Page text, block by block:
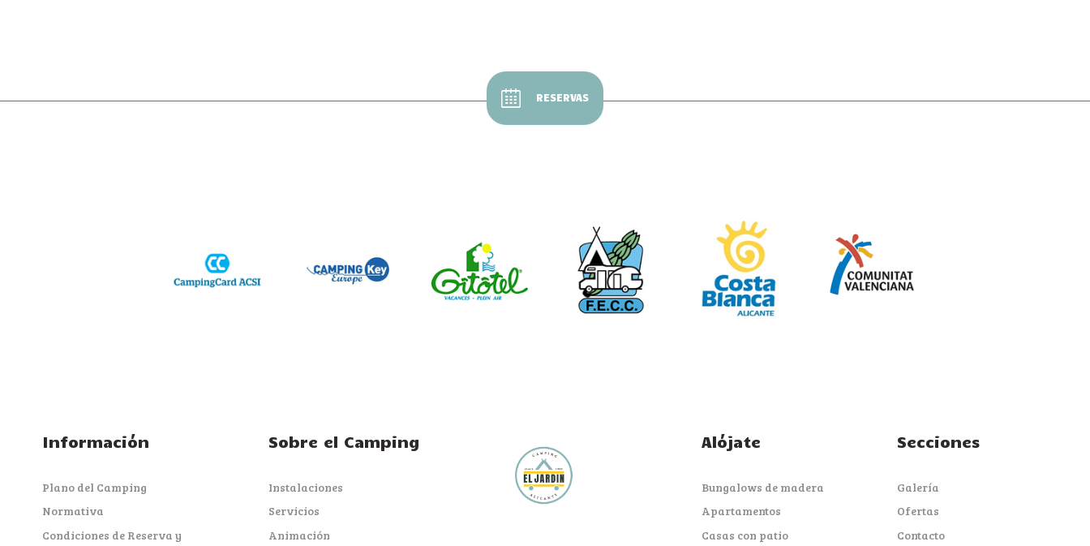
RESERVAS
Información
Plano del Camping
Normativa
Condiciones de Reserva y
Sobre el Camping
Instalaciones
Servicios
Animación
Alójate
Bungalows de madera
Apartamentos
Casas con patio
Secciones
Galería
Ofertas
Contacto